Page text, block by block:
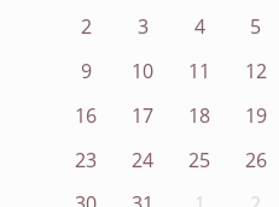
2
3 4 5
9
10 11 12
16
17 18 19
23
24 25 26